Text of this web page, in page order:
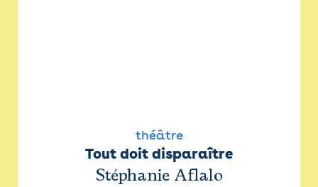
théâtre
Tout doit disparaître
Stéphanie Aflalo